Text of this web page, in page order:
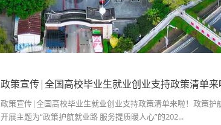
政策宣传|全国高校毕业生就业创业支持政策清单来
政策宣传|全国高校毕业生就业创业支持政策清单来啦！政策
开展主题为“政策护航就业路 服务提质暖人心”的202...